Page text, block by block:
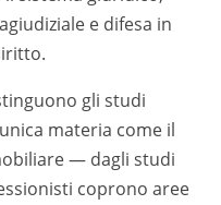
e difesa in
gli studi
materia come il
— dagli studi
coprono aree